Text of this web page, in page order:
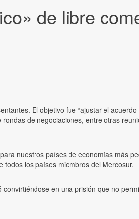
de libre
El objetivo fue “ajustar el
de negociaciones, entre otras
nuestros países de economías más
todos los países miembros del Mercosur.
en una prisión que no